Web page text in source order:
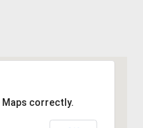
Maps correctly.